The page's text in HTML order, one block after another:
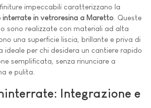
impeccabili caratterizzano la
interrate in vetroresina a Maretto. Queste
sono realizzate con materiali ad alta
una superficie liscia, brillante e priva di
ideale per chi desidera un cantiere rapido
semplificata, senza rinunciare a
e pulita.
Integrazione e